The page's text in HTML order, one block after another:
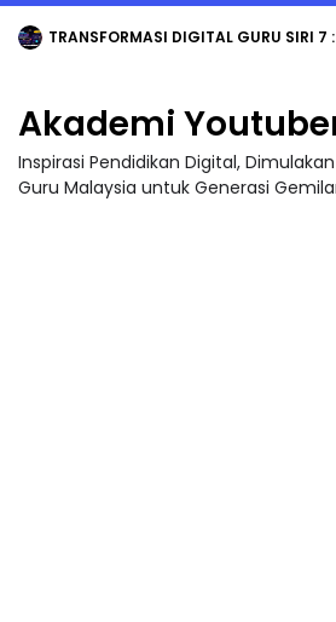
TRANSFORMASI DIGITAL GURU SIRI 7 : PAHLAWAN DIGITAL PENYELAMAT
Akademi
Inspirasi Pendidikan Digital,
Guru Malaysia untuk Generasi